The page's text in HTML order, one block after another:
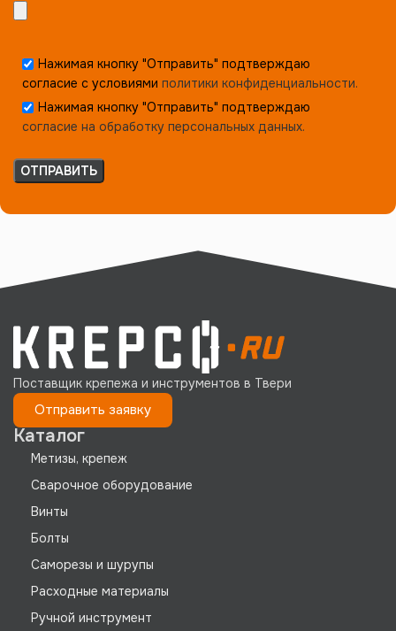
Нажимая кнопку "Отправить" подтверждаю
согласие с условиями политики конфиденциальности.
Нажимая кнопку "Отправить" подтверждаю
согласие на обработку персональных данных.
Поставщик крепежа и инструментов в Твери
Отправить заявку
Каталог
Метизы, крепеж
Сварочное оборудование
Винты
Болты
Саморезы и шурупы
Расходные материалы
Ручной инструмент